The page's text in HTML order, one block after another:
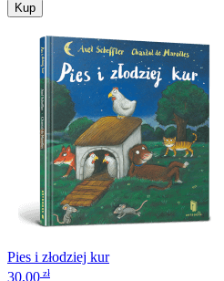
Kup
Pies i złodziej kur
30,00 zł